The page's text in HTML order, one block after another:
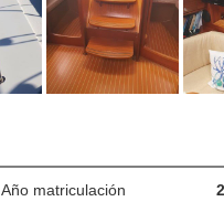
Año matriculación